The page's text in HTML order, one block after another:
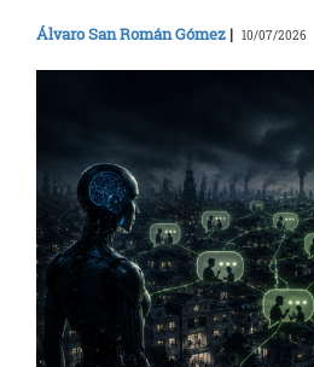
Álvaro San Román Gómez | 10/07/2026